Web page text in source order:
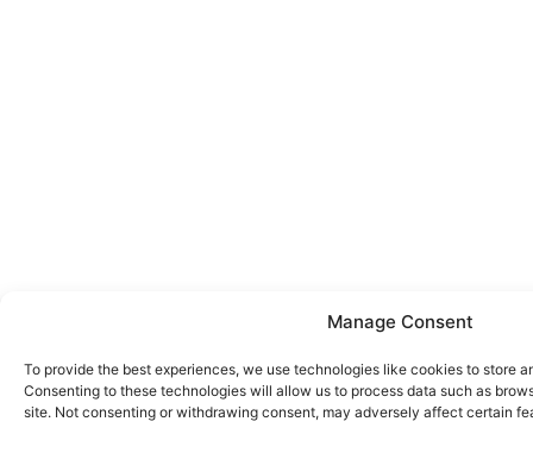
Manage Consent
To provide the best experiences, we use technologies like cookies to store
Consenting to these technologies will allow us to process data such as
site. Not consenting or withdrawing consent, may adversely affect certain